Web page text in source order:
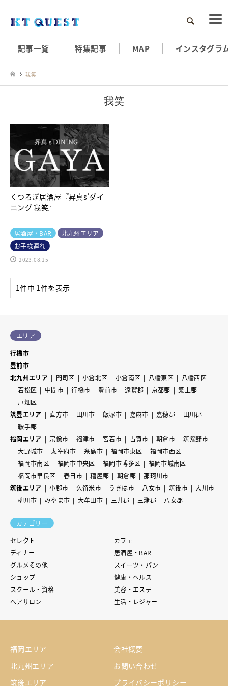
検索
記事一覧 特集記事 MAP インスタグラ
我笑
我笑
くつろぎ居酒屋『昇真s’ダイ
ニング 我笑』
居酒屋・BAR
北九州エリア
お子様連れ
2023.08.15
1件中 1件を表示
エリア
行橋市
豊前市
北九州エリア
門司区 小倉北区 小倉南区 八幡東区
八幡西区
若松区
中間市 行橋市 豊前市 遠賀郡 京都郡
築上郡
戸畑区
筑豊エリア
直方市 田川市 飯塚市 嘉麻市 嘉穂郡
田川郡
鞍手郡
福岡エリア
宗像市 福津市 宮若市 古賀市 朝倉市
筑紫野市
大野城市
太宰府市 糸島市 福岡市東区
福岡市西区
福岡市南区
福岡市中央区 福岡市博多区
福岡市城南区
福岡市早良区
春日市 糟屋郡 朝倉郡
那珂川市
筑後エリア
小郡市 久留米市 うきは市 八女市 筑後市
大川市
柳川市
みやま市 大牟田市 三井郡 三潴郡 八女郡
カテゴリー
セレクト
カフェ
ディナー
居酒屋・BAR
グルメその他
スイーツ・パン
ショップ
健康・ヘルス
スクール・資格
美容・エステ
ヘアサロン
生活・レジャー
福岡エリア
北九州エリア
筑後エリア
会社概要
お問い合わせ
プライバシーポリシー